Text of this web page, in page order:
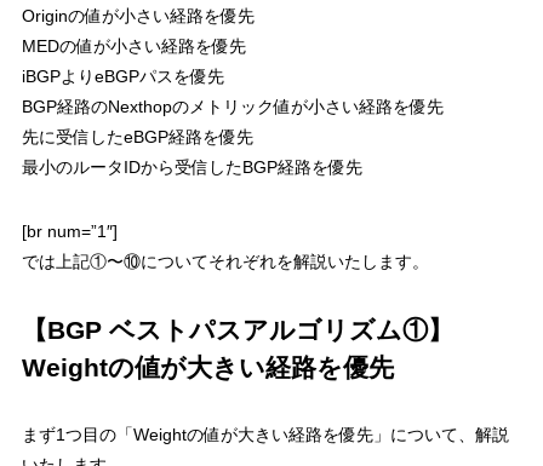
Originの値が小さい経路を優先
MEDの値が小さい経路を優先
iBGPよりeBGPパスを優先
BGP経路のNexthopのメトリック値が小さい経路を優先
先に受信したeBGP経路を優先
最小のルータIDから受信したBGP経路を優先
[br num=”1″]
では上記①〜⑩についてそれぞれを解説いたします。
【BGP ベストパスアルゴリズム①】
Weightの値が大きい経路を優先
まず1つ目の「Weightの値が大きい経路を優先」について、解説